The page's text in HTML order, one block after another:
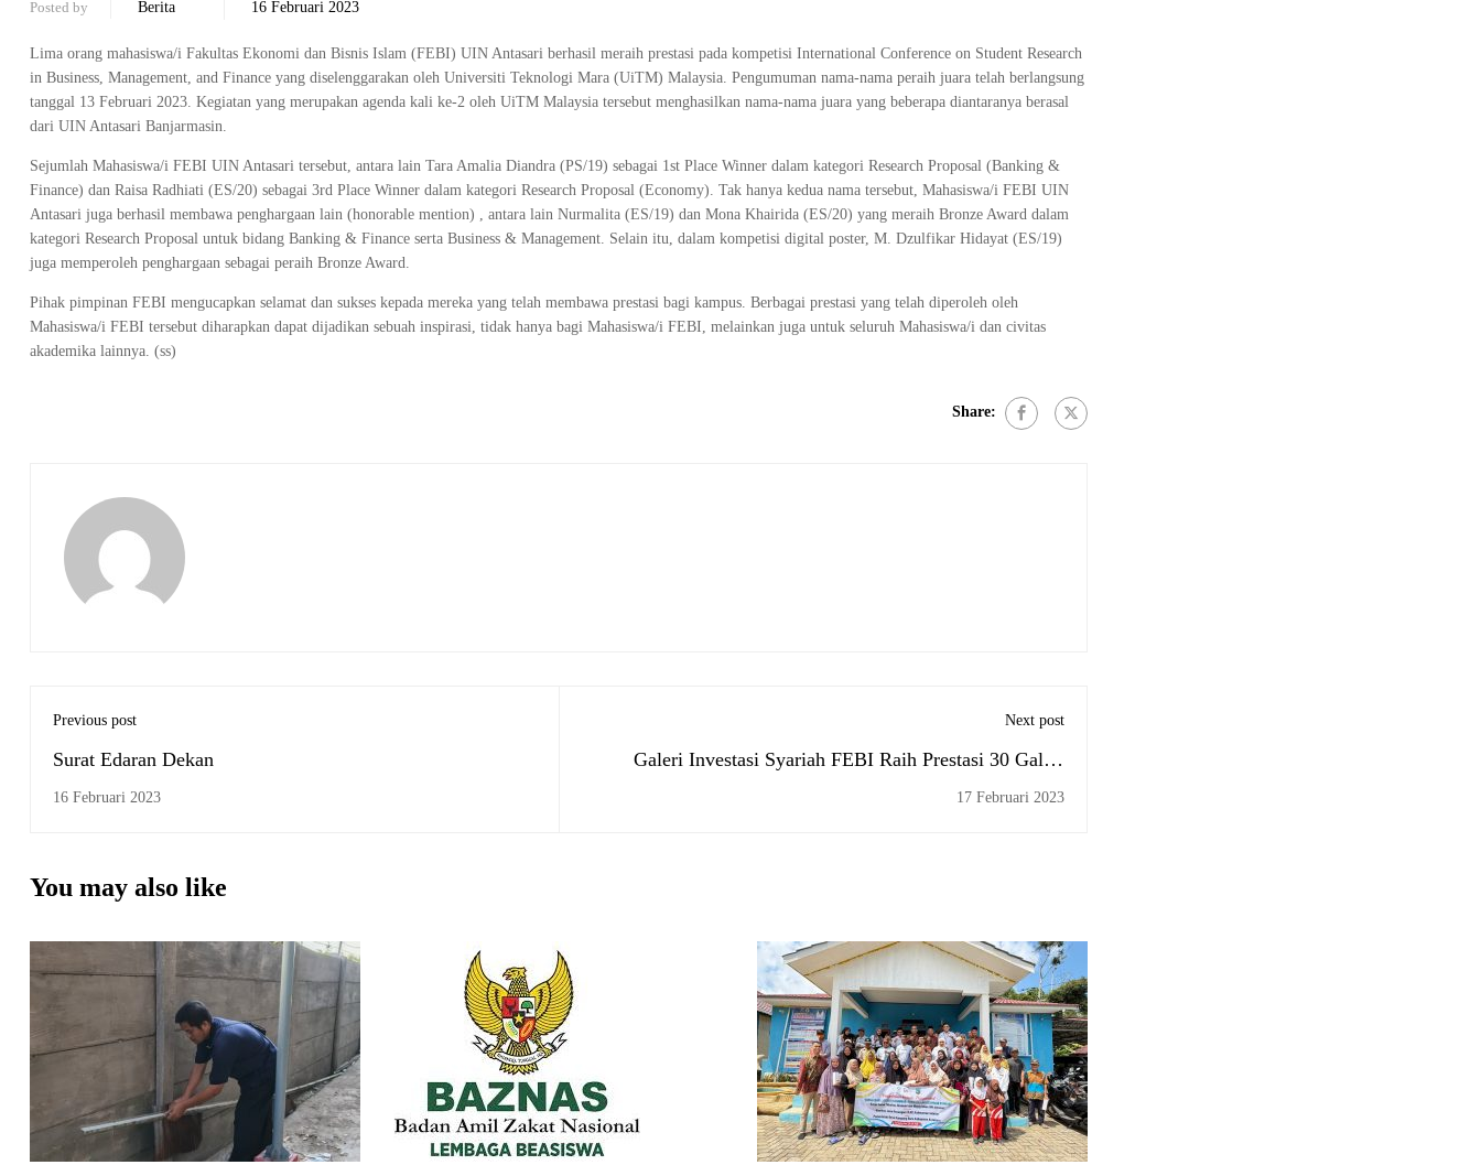
Posted by
Berita
16 Februari 2023
Lima orang mahasiswa/i Fakultas Ekonomi dan Bisnis Islam (FEBI) UIN Antasari berhasil meraih prestasi pada kompetisi International Conference on Student Research
in Business, Management, and Finance yang diselenggarakan oleh Universiti Teknologi Mara (UiTM) Malaysia. Pengumuman nama-nama peraih juara telah berlangsung
tanggal 13 Februari 2023. Kegiatan yang merupakan agenda kali ke-2 oleh UiTM Malaysia tersebut menghasilkan nama-nama juara yang beberapa diantaranya berasal
dari UIN Antasari Banjarmasin.
Sejumlah Mahasiswa/i FEBI UIN Antasari tersebut, antara lain Tara Amalia Diandra (PS/19) sebagai 1st Place Winner dalam kategori Research Proposal (Banking &
Finance) dan Raisa Radhiati (ES/20) sebagai 3rd Place Winner dalam kategori Research Proposal (Economy). Tak hanya kedua nama tersebut, Mahasiswa/i FEBI UIN
Antasari juga berhasil membawa penghargaan lain (honorable mention) , antara lain Nurmalita (ES/19) dan Mona Khairida (ES/20) yang meraih Bronze Award dalam
kategori Research Proposal untuk bidang Banking & Finance serta Business & Management. Selain itu, dalam kompetisi digital poster, M. Dzulfikar Hidayat (ES/19)
juga memperoleh penghargaan sebagai peraih Bronze Award.
Pihak pimpinan FEBI mengucapkan selamat dan sukses kepada mereka yang telah membawa prestasi bagi kampus. Berbagai prestasi yang telah diperoleh oleh
Mahasiswa/i FEBI tersebut diharapkan dapat dijadikan sebuah inspirasi, tidak hanya bagi Mahasiswa/i FEBI, melainkan juga untuk seluruh Mahasiswa/i dan civitas
akademika lainnya. (ss)
Share:
Previous post
Surat Edaran Dekan
16 Februari 2023
Next post
Galeri Investasi Syariah FEBI Raih Prestasi 30 Galeri
Investasi Teraktif
17 Februari 2023
You may also like